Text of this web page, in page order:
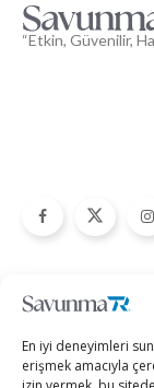
En iyi deneyimleri
erişmek amacıyla
“Etkin, Güvenilir,
Savunma Sanayii
Hava Platformları